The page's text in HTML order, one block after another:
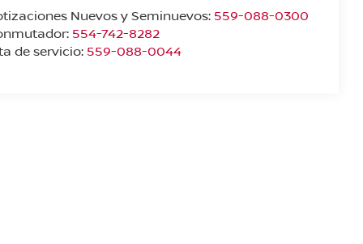
Nuevos y Seminuevos: 559-088-0300
554-742-8282
de servicio: 559-088-0044